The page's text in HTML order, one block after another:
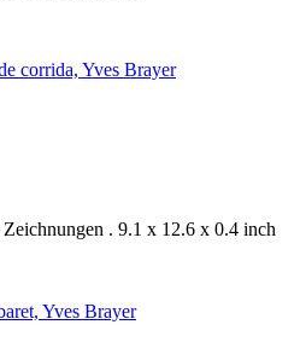
Zeichnungen . 9.1 x 12.6 x 0.4 inch